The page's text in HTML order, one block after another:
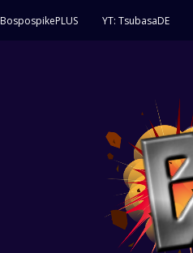
BospospikePLUS YT: TsubasaDE